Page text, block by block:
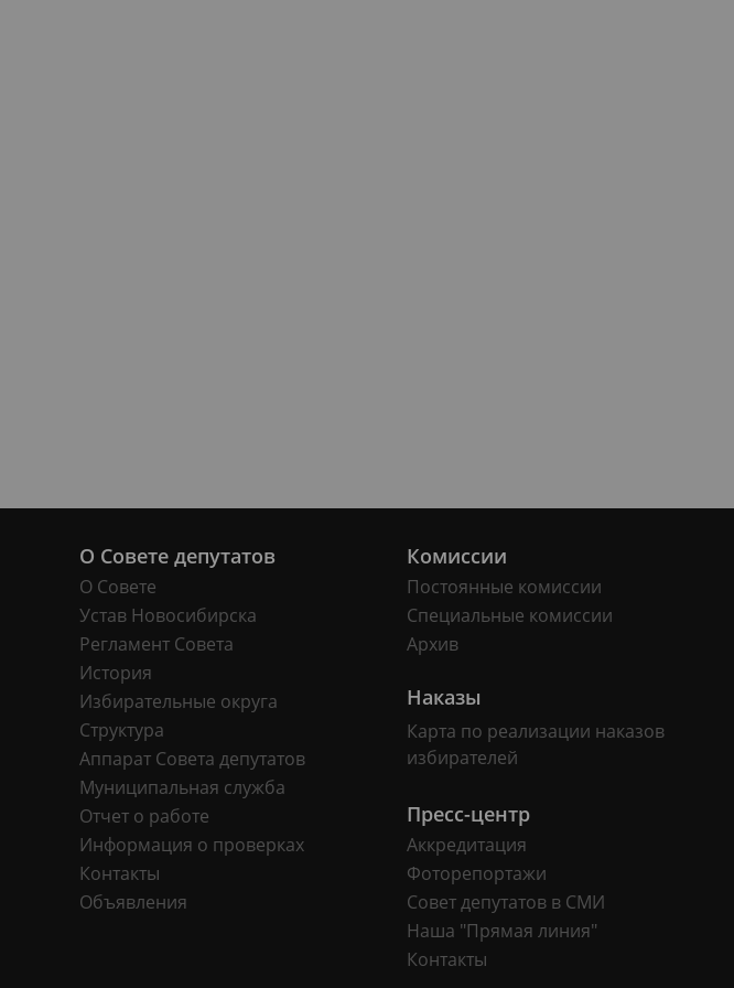
О Совете депутатов
О Совете
Устав Новосибирска
Регламент Совета
История
Избирательные округа
Структура
Аппарат Совета депутатов
Муниципальная служба
Отчет о работе
Информация о проверках
Контакты
Объявления
Комиссии
Постоянные комиссии
Специальные комиссии
Архив
Наказы
Карта по реализации наказов
избирателей
Пресс-центр
Аккредитация
Фоторепортажи
Совет депутатов в СМИ
Наша "Прямая линия"
Контакты